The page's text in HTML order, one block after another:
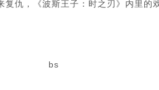
仇，《波斯王子：时之刃》内里的